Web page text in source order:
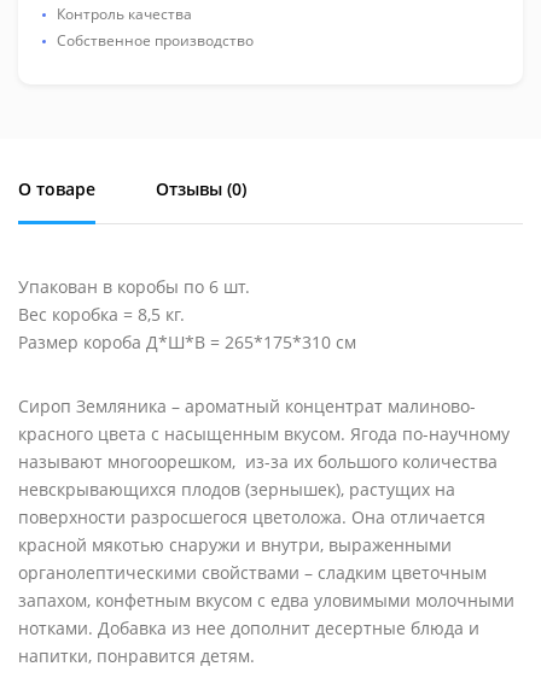
Контроль качества
Собственное производство
О товаре Отзывы (0)
Упакован в коробы по 6 шт.
Вес коробка = 8,5 кг.
Размер короба Д*Ш*В = 265*175*310 см
Сироп Земляника – ароматный концентрат малиново-
красного цвета с насыщенным вкусом. Ягода по-научному
называют многоорешком, из-за их большого количества
невскрывающихся плодов (зернышек), растущих на
поверхности разросшегося цветоложа. Она отличается
красной мякотью снаружи и внутри, выраженными
органолептическими свойствами – сладким цветочным
запахом, конфетным вкусом с едва уловимыми молочными
нотками. Добавка из нее дополнит десертные блюда и
напитки, понравится детям.